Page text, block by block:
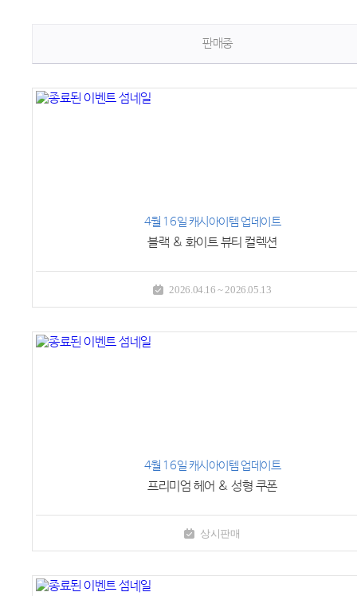
판매중
4월 16일 캐시아이템 업데이트
블랙 & 화이트 뷰티 컬렉션
2026.04.16 ~ 2026.05.13
4월 16일 캐시아이템 업데이트
프리미엄 헤어 & 성형 쿠폰
상시판매